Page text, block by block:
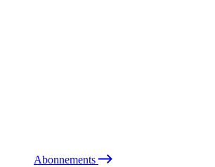
Abonnements